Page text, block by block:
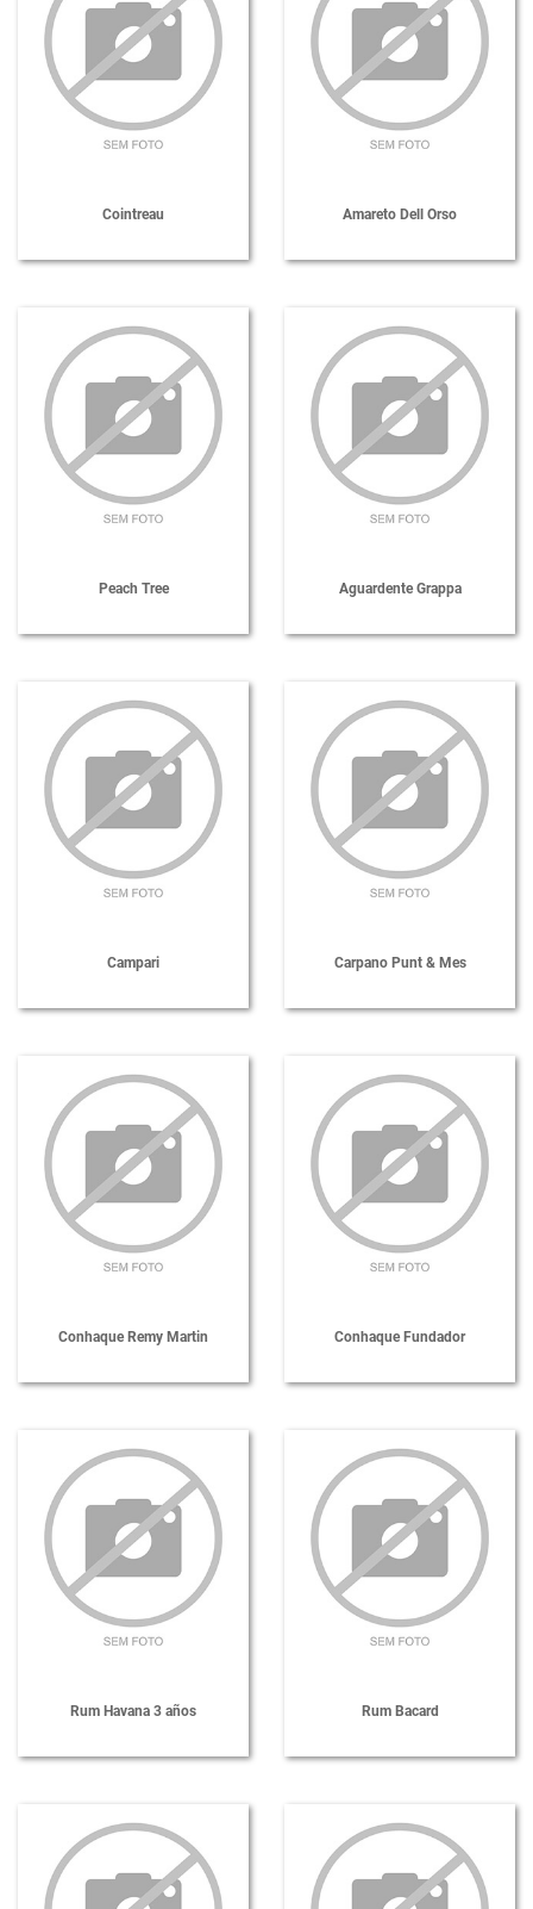
Cointreau Amareto Dell Orso
Peach Tree Aguardente Grappa
Campari Carpano Punt & Mes
Conhaque Remy Martin Conhaque Fundador
Rum Havana 3 años Rum Bacard